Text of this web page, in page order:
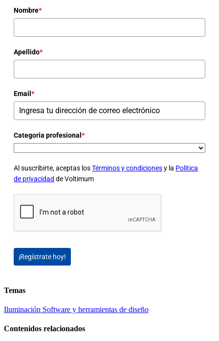
Nombre*
Apellido*
Email *
Categoria profesional *
Al suscribirte, aceptas losTérminos y condicionesy la Política
de privacidad de Voltimum
¡Regístrate hoy!
Temas
Iluminación Software y herramientas de diseño
Contenidos relacionados